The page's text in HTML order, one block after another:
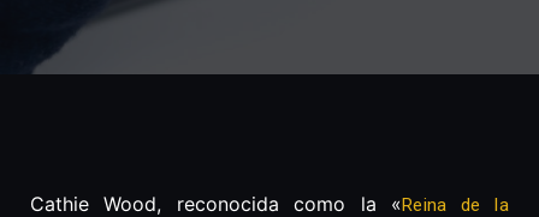
Cathie Wood, reconocida como la «Reina de la